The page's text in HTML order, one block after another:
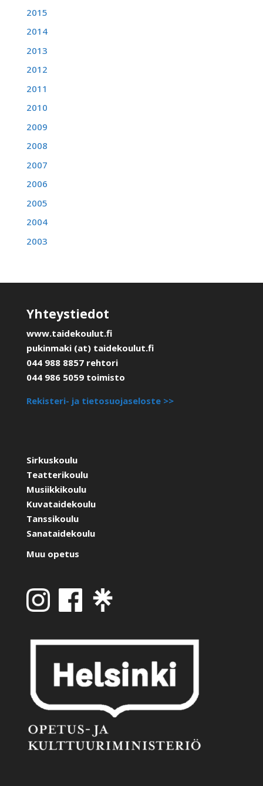
2015
2014
2013
2012
2011
2010
2009
2008
2007
2006
2005
2004
2003
Yhteystiedot
www.taidekoulut.fi
pukinmaki (at) taidekoulut.fi
044 988 8857 rehtori
044 986 5059 toimisto
Rekisteri- ja tietosuojaseloste >>
Sirkuskoulu
Teatterikoulu
Musiikkikoulu
Kuvataidekoulu
Tanssikoulu
Sanataidekoulu
Muu opetus